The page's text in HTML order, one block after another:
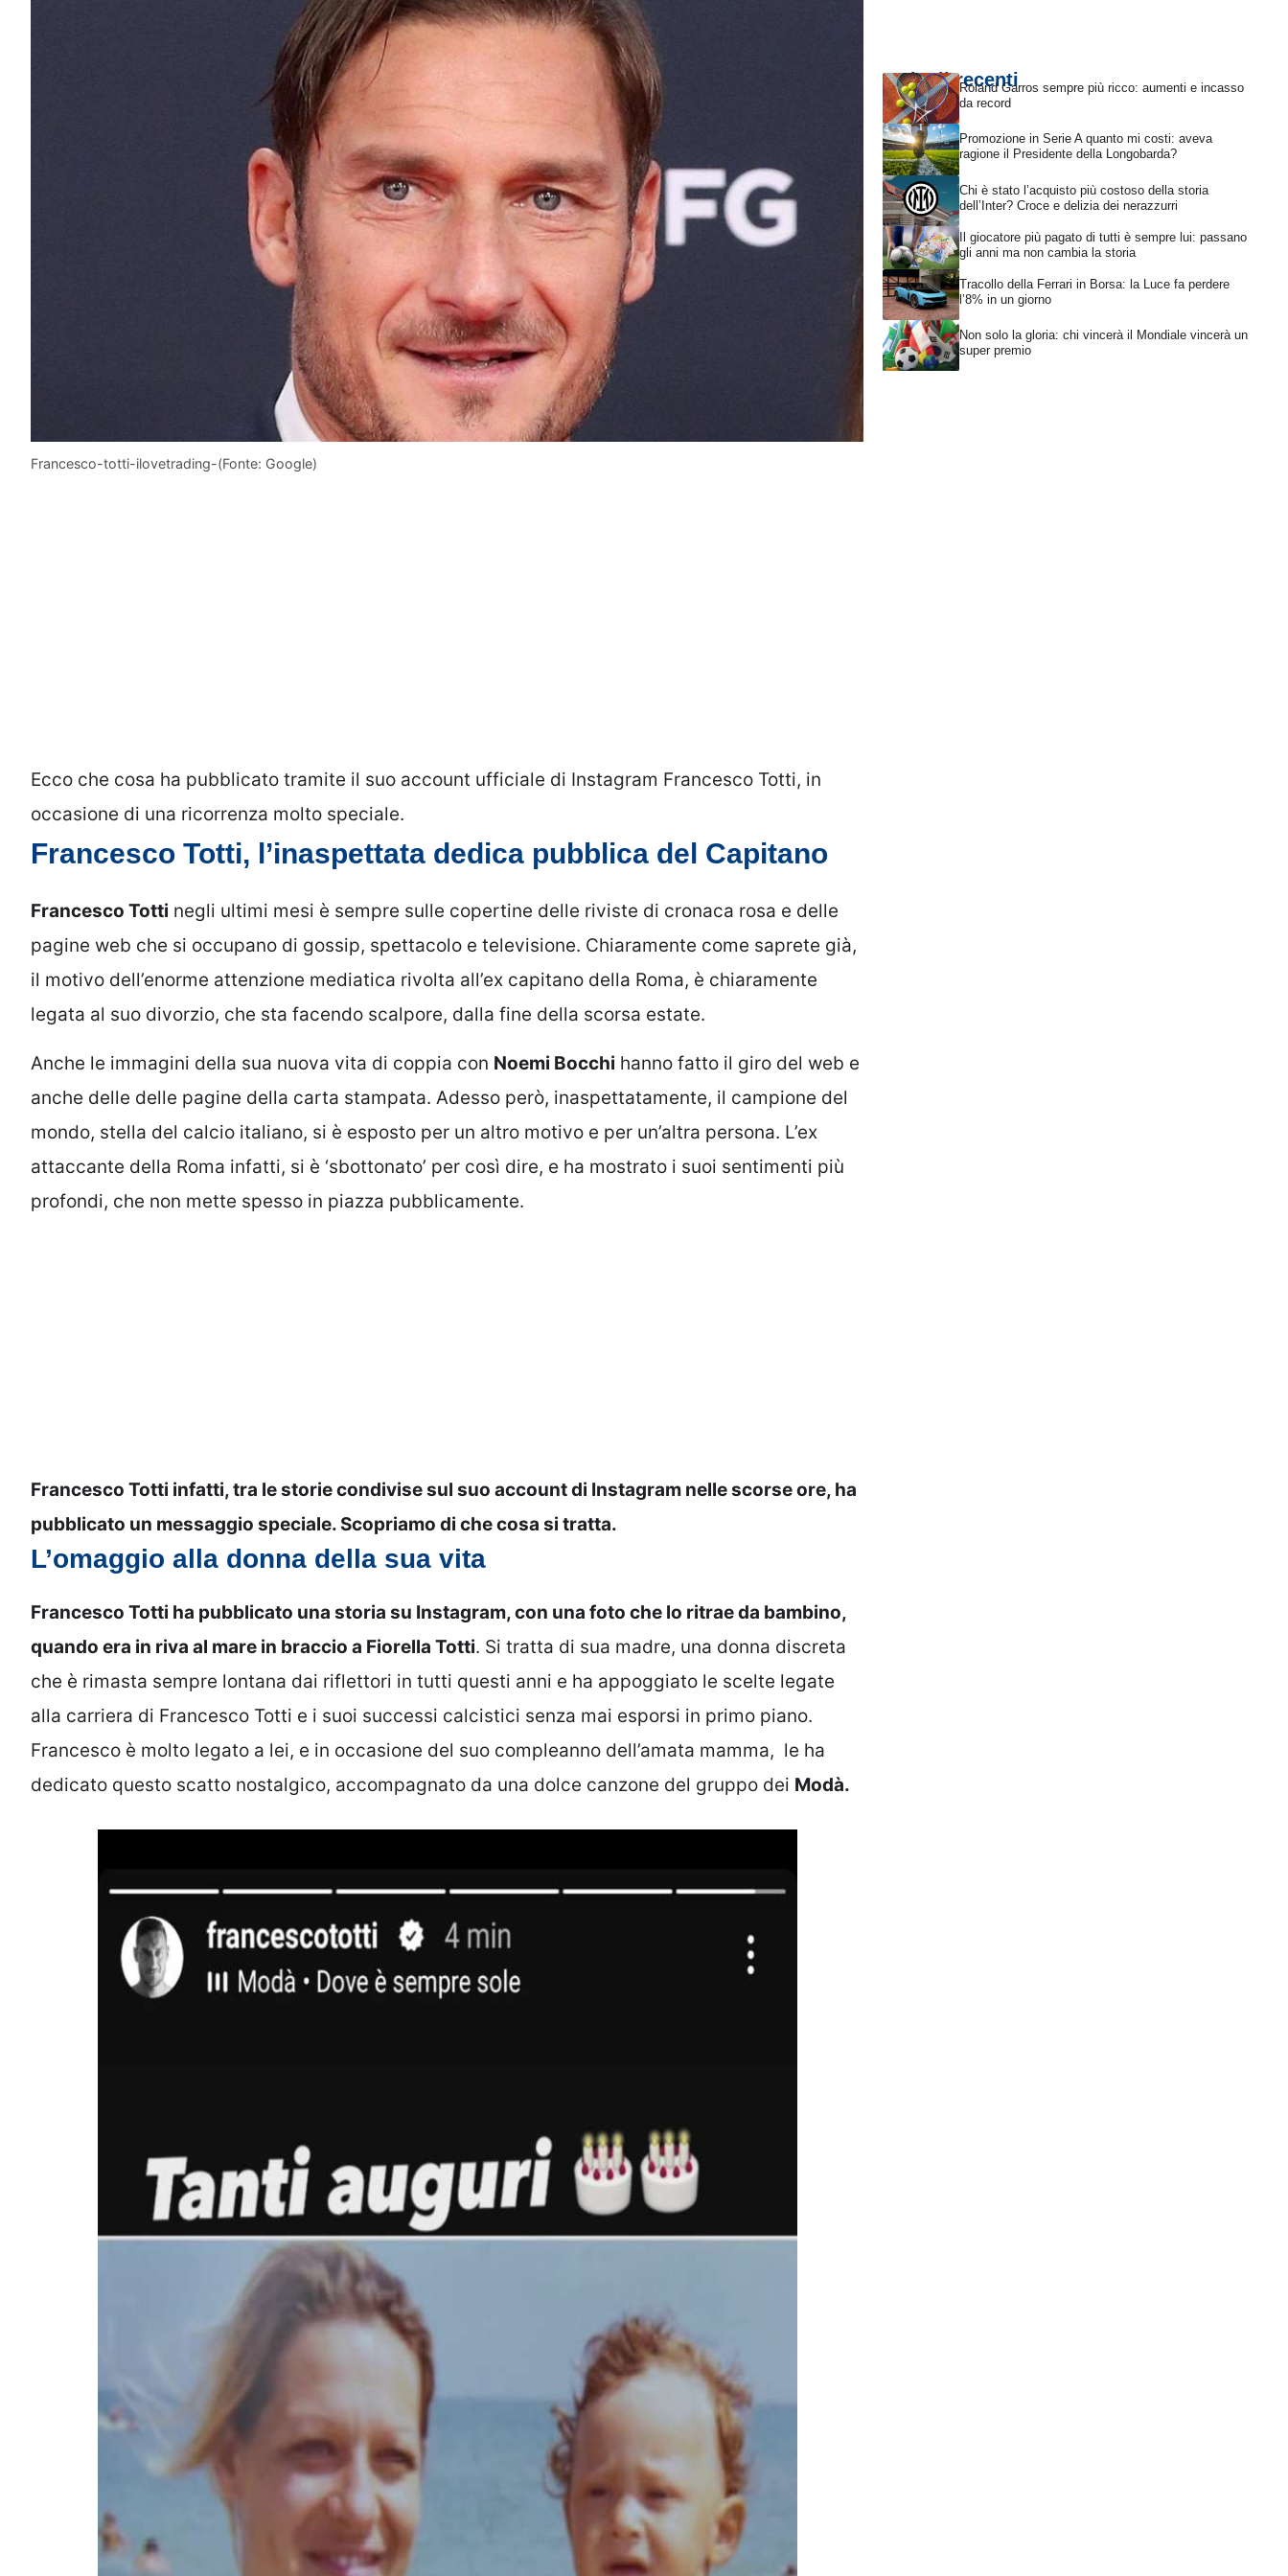
Francesco-totti-ilovetrading-(Fonte: Google)
Ecco che cosa ha pubblicato tramite il suo account ufficiale di Instagram Francesco Totti, in
occasione di una ricorrenza molto speciale.
Francesco Totti, l’inaspettata dedica pubblica del Capitano
Francesco Totti negli ultimi mesi è sempre sulle copertine delle riviste di cronaca rosa e delle
pagine web che si occupano di gossip, spettacolo e televisione. Chiaramente come saprete già,
il motivo dell’enorme attenzione mediatica rivolta all’ex capitano della Roma, è chiaramente
legata al suo divorzio, che sta facendo scalpore, dalla fine della scorsa estate.
Anche le immagini della sua nuova vita di coppia con Noemi Bocchi hanno fatto il giro del web e
anche delle delle pagine della carta stampata. Adesso però, inaspettatamente, il campione del
mondo, stella del calcio italiano, si è esposto per un altro motivo e per un’altra persona. L’ex
attaccante della Roma infatti, si è ‘sbottonato’ per così dire, e ha mostrato i suoi sentimenti più
profondi, che non mette spesso in piazza pubblicamente.
Francesco Totti infatti, tra le storie condivise sul suo account di Instagram nelle scorse ore, ha
pubblicato un messaggio speciale. Scopriamo di che cosa si tratta.
L’omaggio alla donna della sua vita
Francesco Totti ha pubblicato una storia su Instagram, con una foto che lo ritrae da bambino,
quando era in riva al mare in braccio a Fiorella Totti. Si tratta di sua madre, una donna discreta
che è rimasta sempre lontana dai riflettori in tutti questi anni e ha appoggiato le scelte legate
alla carriera di Francesco Totti e i suoi successi calcistici senza mai esporsi in primo piano.
Francesco è molto legato a lei, e in occasione del suo compleanno dell’amata mamma, le ha
dedicato questo scatto nostalgico, accompagnato da una dolce canzone del gruppo dei Modà.
Articoli recentiRoland Garros sempre più ricco: aumenti e incasso
da record
Promozione in Serie A quanto mi costi: aveva
ragione il Presidente della Longobarda?
Chi è stato l’acquisto più costoso della storia
dell’Inter? Croce e delizia dei nerazzurri
Il giocatore più pagato di tutti è sempre lui: passano
gli anni ma non cambia la storia
Tracollo della Ferrari in Borsa: la Luce fa perdere
l’8% in un giorno
Non solo la gloria: chi vincerà il Mondiale vincerà un
super premio